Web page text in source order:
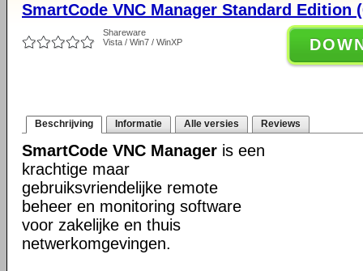
SmartCode VNC Manager Standard Edition
Shareware
Vista / Win7 / WinXP
Beschrijving Informatie Alle versies Reviews
SmartCode VNC Manager is een
krachtige maar
gebruiksvriendelijke remote
beheer en monitoring software
voor zakelijke en thuis
netwerkomgevingen.